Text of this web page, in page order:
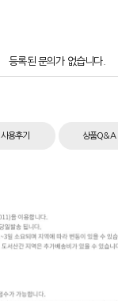
등록된 문의가 없습니다.
사용후기 상품Q&A